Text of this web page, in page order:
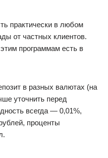
практически в любом
от частных клиентов.
программам есть в
в разных валютах (на
уточнить перед
всегда — 0,01%,
проценты